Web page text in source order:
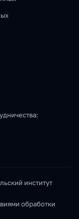
институт
обработки